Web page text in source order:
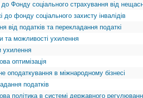
до Фонду соціального страхування від
до фонду соціального захисту інвалідів
від податків та перекладання податкі
та можливості ухилення
ухилення
оптимізація
оподаткування в міжнародному бізнесі
податків
політика в системі державного